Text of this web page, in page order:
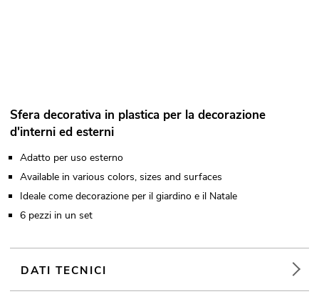
Sfera decorativa in plastica per la decorazione
d'interni ed esterni
Adatto per uso esterno
Available in various colors, sizes and surfaces
Ideale come decorazione per il giardino e il Natale
6 pezzi in un set
DATI TECNICI